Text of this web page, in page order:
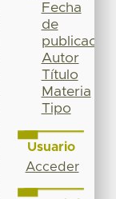
Fecha
de
publicación
Autor
Título
Materia
Tipo
Usuario
Acceder